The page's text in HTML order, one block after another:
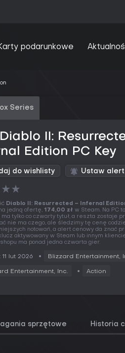
podarunkowe
Series
II:
Edition PC Key
do wishlisty Ustaw alert
★★
Diablo II: Resurrected – Infernal
jedną ofertę, 174,00 zł w Steam. Na PC
ma tylko co czwarty tytuł, a reszta zostaje
nie ma czego, ale śledzimy tę cenę
notowań, a alert cenowy da znać
aktywowany w Steam lub innym
ma ponad jedna czwarta gier.
lut 2026 Blizzard Entertainment,
Entertainment, Inc. Action
sprzętowe Historia